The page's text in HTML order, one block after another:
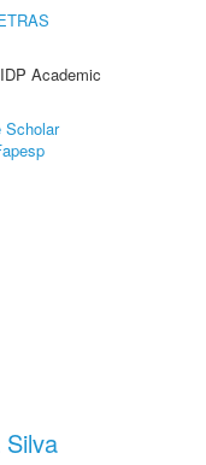
Academic
Scholar